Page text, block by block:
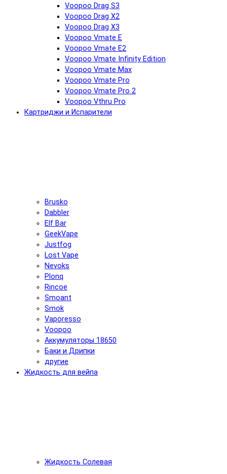
Voopoo Drag S3
Voopoo Drag X2
Voopoo Drag X3
Voopoo Vmate E
Voopoo Vmate E2
Voopoo Vmate Infinity Edition
Voopoo Vmate Max
Voopoo Vmate Pro
Voopoo Vmate Pro 2
Voopoo Vthru Pro
Картриджи и Испарители
Brusko
Dabbler
Elf Bar
GeekVape
Justfog
Lost Vape
Nevoks
Plonq
Rincoe
Smoant
Smok
Vaporesso
Voopoo
Аккумуляторы 18650
Баки и Дрипки
другие
Жидкость для вейпа
Жидкость Солевая